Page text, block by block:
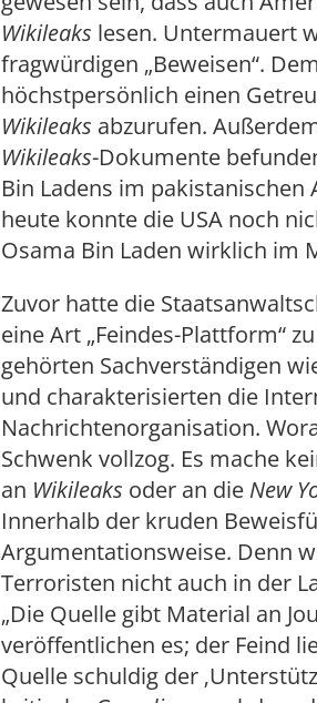
Wikileaks lesen. Untermauert
fragwürdigen „Beweisen“.
höchstpersönlich einen
Wikileaks abzurufen.
Wikileaks-Dokumente
Bin Ladens im
heute konnte die USA noch
Osama Bin Laden wirklich im
Zuvor hatte die
eine Art „Feindes-Plattform“
gehörten Sachverständigen
und charakterisierten die
Nachrichtenorganisation.
Schwenk vollzog. Es mache
an Wikileaks oder an die New
Innerhalb der kruden
Argumentationsweise. Denn
Terroristen nicht auch in der
„Die Quelle gibt Material an
veröffentlichen es; der Feind
Quelle schuldig der